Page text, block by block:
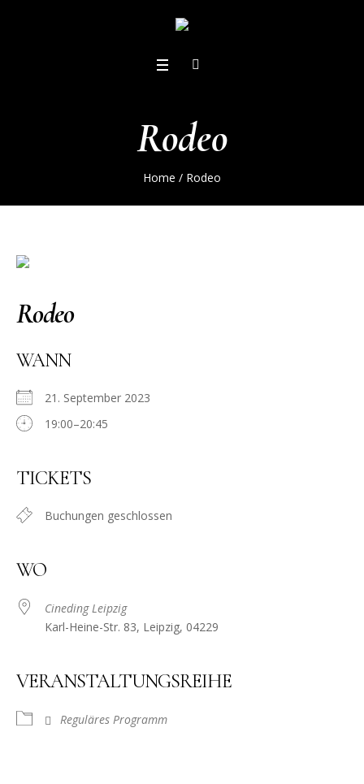
Rodeo
Home / Rodeo
Rodeo
WANN
21. September 2023
19:00–20:45
TICKETS
Buchungen geschlossen
WO
Cineding Leipzig
Karl-Heine-Str. 83, Leipzig, 04229
VERANSTALTUNGSREIHE
Reguläres Programm